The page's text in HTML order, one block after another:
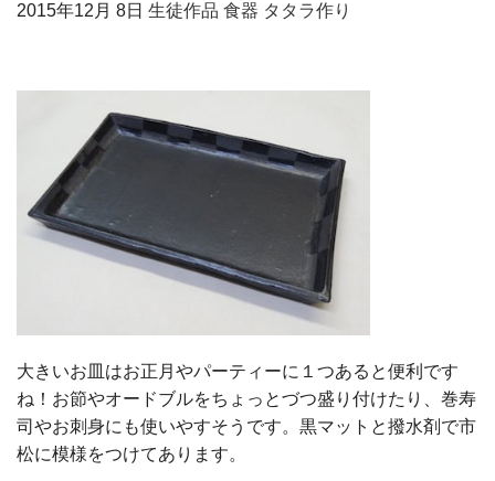
2015年12月 8日 生徒作品 食器 タタラ作り
大きいお皿はお正月やパーティーに１つあると便利です
ね！お節やオードブルをちょっとづつ盛り付けたり、巻寿
司やお刺身にも使いやすそうです。黒マットと撥水剤で市
松に模様をつけてあります。